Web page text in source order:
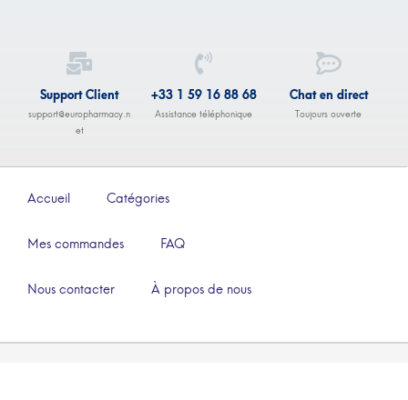
Support Client
support@europharmacy.n
et
+33 1 59 16 88 68
Assistance téléphonique
Chat en direct
Toujours ouverte
Accueil Catégories
Mes commandes FAQ
Nous contacter À propos de nous